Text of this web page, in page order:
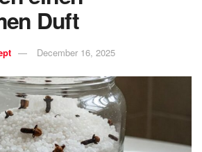
Duft
December 16, 2025